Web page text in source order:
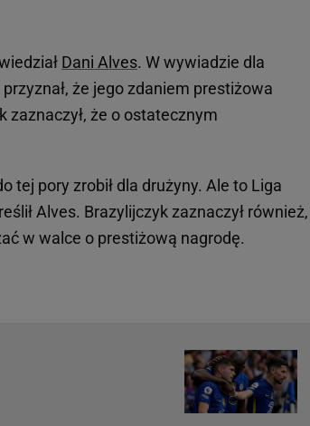
Dani Alves. W wywiadzie dla
że jego zdaniem prestiżowa
zaznaczył, że o ostatecznym
tej pory zrobił dla drużyny. Ale to Liga
Alves. Brazylijczyk zaznaczył również,
w walce o prestiżową nagrodę.